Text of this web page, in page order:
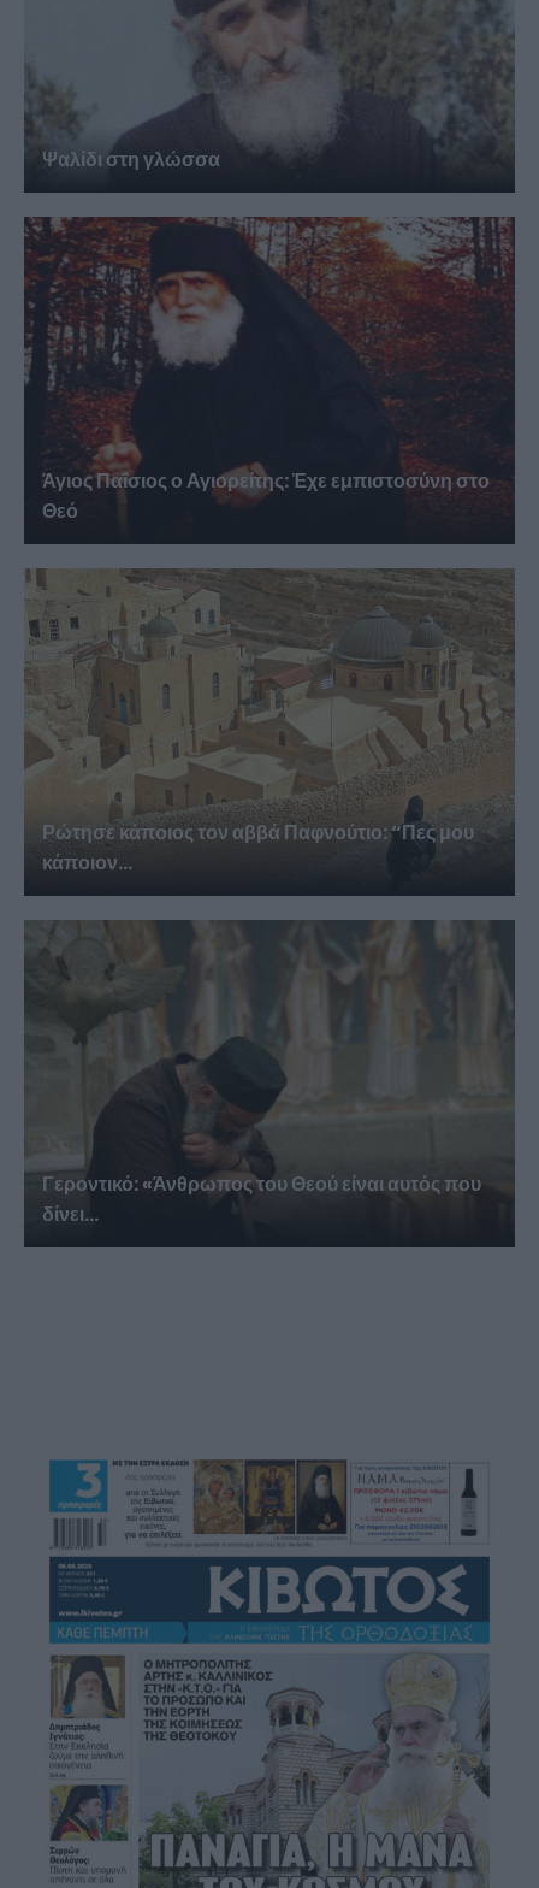
Ψαλίδι στη γλώσσα
Άγιος Παΐσιος ο Αγιορείτης: Ἐχε εμπιστοσύνη στο
Θεό
Ρώτησε κάποιος τον αββά Παφνούτιο: “Πες μου
κάποιον...
Γεροντικό: «Άνθρωπος του Θεού είναι αυτός που
δίνει...